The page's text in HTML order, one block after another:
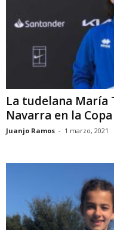
La tudelana
Navarra en la
Juanjo Ramos - 1 marzo, 2021